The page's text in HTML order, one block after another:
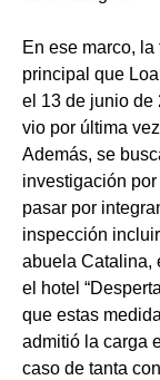
En ese marco,
principal que
el 13 de junio de
vio por última
Además, se
investigación
pasar por
inspección
abuela Catalina,
el hotel
que estas
admitió la carga
caso de tanta